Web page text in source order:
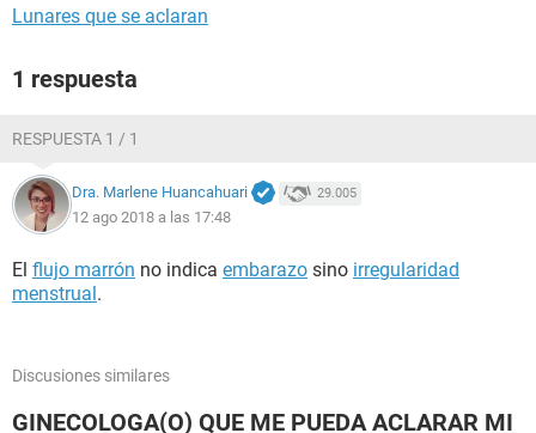
Lunares que se aclaran
1 respuesta
RESPUESTA 1 / 1
Dra. Marlene Huancahuari 29.005
12 ago 2018 a las 17:48
El flujo marrón no indica embarazo sino irregularidad
menstrual.
Discusiones similares
GINECOLOGA(O) QUE ME PUEDA ACLARAR MI